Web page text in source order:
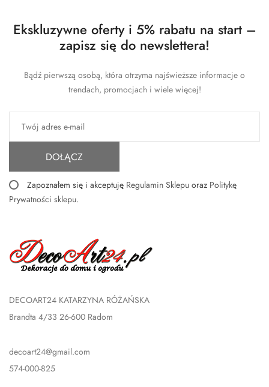
Ekskluzywne oferty i 5% rabatu na start –
zapisz się do newslettera!
Bądź pierwszą osobą, która otrzyma najświeższe informacje o
trendach, promocjach i wiele więcej!
DOŁĄCZ
Zapoznałem się i akceptuję Regulamin Sklepu oraz Politykę
Prywatności sklepu.
DECOART24 KATARZYNA RÓŻAŃSKA
Brandta 4/33 26-600 Radom
decoart24@gmail.com
574-000-825